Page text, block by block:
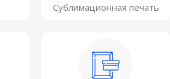
Сублимационная печать